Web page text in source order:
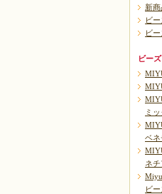
新商
ビ
ビ
ビー
ミ
ベネ
ネチ
ビ